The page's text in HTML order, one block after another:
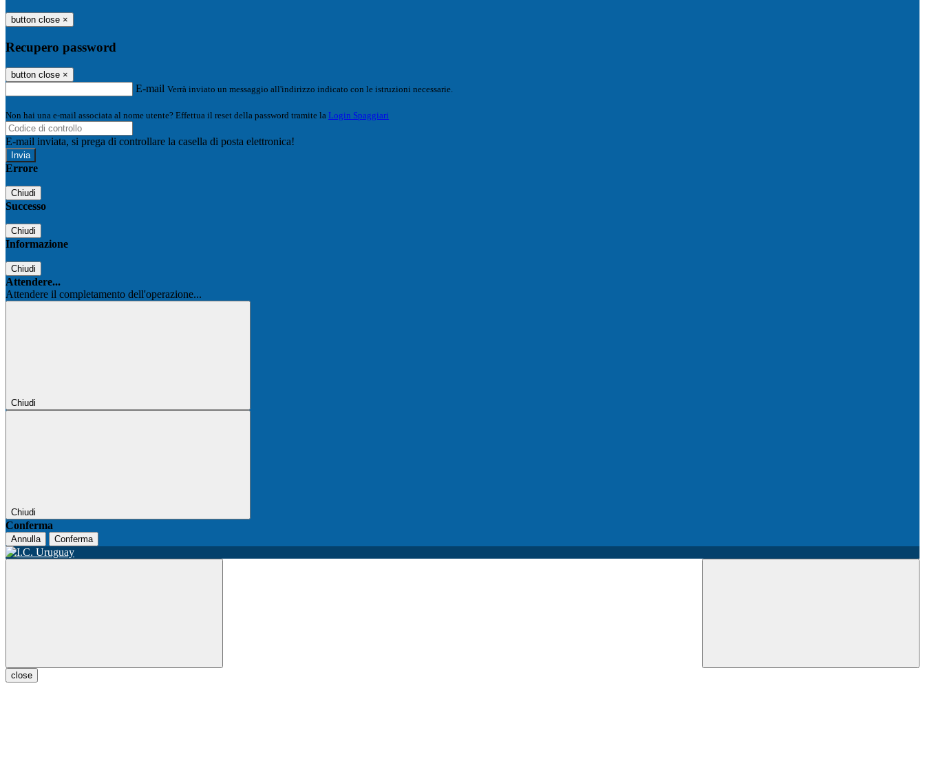
button close ×
Recupero password
button close ×
E-mail Verrà inviato un messaggio all'indirizzo indicato con le istruzioni necessarie.
Non hai una e-mail associata al nome utente? Effettua il reset della password tramite la Login Spaggiari
E-mail inviata, si prega di controllare la casella di posta elettronica!
Errore
Chiudi
Successo
Chiudi
Informazione
Chiudi
Attendere...
Attendere il completamento dell'operazione...
Chiudi
Chiudi
Conferma
Annulla Conferma
close